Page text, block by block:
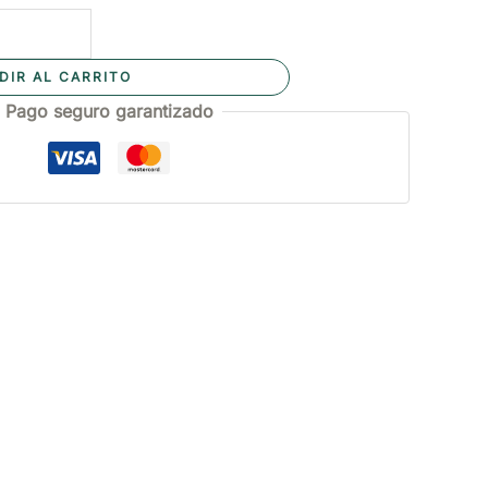
AL CARRITO
Pago seguro garantizado